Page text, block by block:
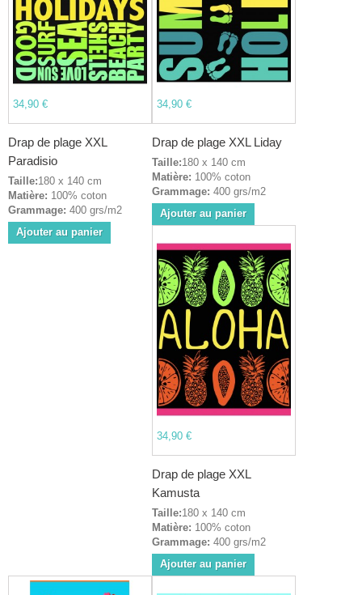
34,90 €
Drap de plage XXL
Paradisio
Taille:180 x 140 cm
Matière: 100% coton
Grammage: 400 grs/m2
Ajouter au panier
34,90 €
Drap de plage XXL Liday
Taille:180 x 140 cm
Matière: 100% coton
Grammage: 400 grs/m2
Ajouter au panier
34,90 €
Drap de plage XXL
Kamusta
Taille:180 x 140 cm
Matière: 100% coton
Grammage: 400 grs/m2
Ajouter au panier